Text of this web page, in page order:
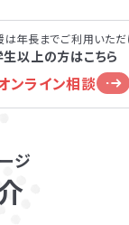
は年長までご利用いただ
以上の方はこちら
ンライン相談
ジ